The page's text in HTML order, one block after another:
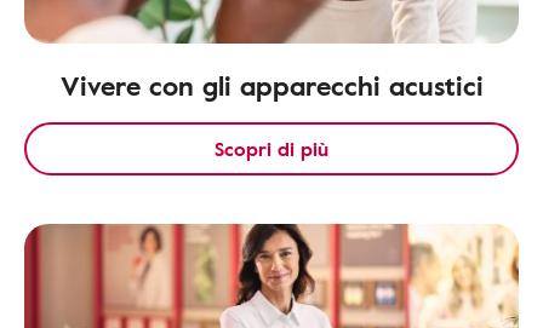
Vivere con gli apparecchi acustici
Scopri di più